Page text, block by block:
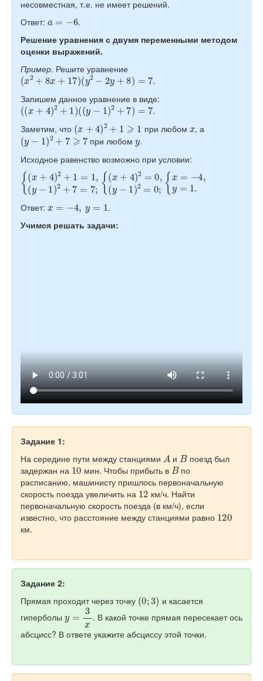
несовместная, т.е. не имеет решений.
Ответ:
.
Решение уравнения с двумя переменными методом
оценки выражений.
Пример. Решите уравнение
(x2+8x+ 17)(y2−2y+8)=7
.
Запишем данное уравнение в виде:
((x+4)2+1)((y−1)2+7)=7
.
Заметим, что ( 2+ при любом , а
(y−1)2+7⩾7 при любомy.
Исходное равенство возможно при условии:
{(x+ 4) 2+1 =1, y− 1 ) 2+7=7 ;{(x +4 )2 =0,
(y−1 )2 =0; {x = −4 y = 1.
Ответ:
.
Учимся решать задачи:
Задание 1:
На середине пути между станциями
A и B поезд был
задержан на 10 мин. Чтобы прибыть в Bпо
расписанию, машинисту пришлось первоначальную
скорость поезда увеличить на 12 км/ч. Найти
первоначальную скорость поезда (в км/ч), если
известно, что расстояние между станциями равно
км.
Задание 2:
Прямая проходит через точку ( ) и касается
гиперболы
3x
. В какой точке прямая пересекает ось
абсцисс? В ответе укажите абсциссу этой точки.